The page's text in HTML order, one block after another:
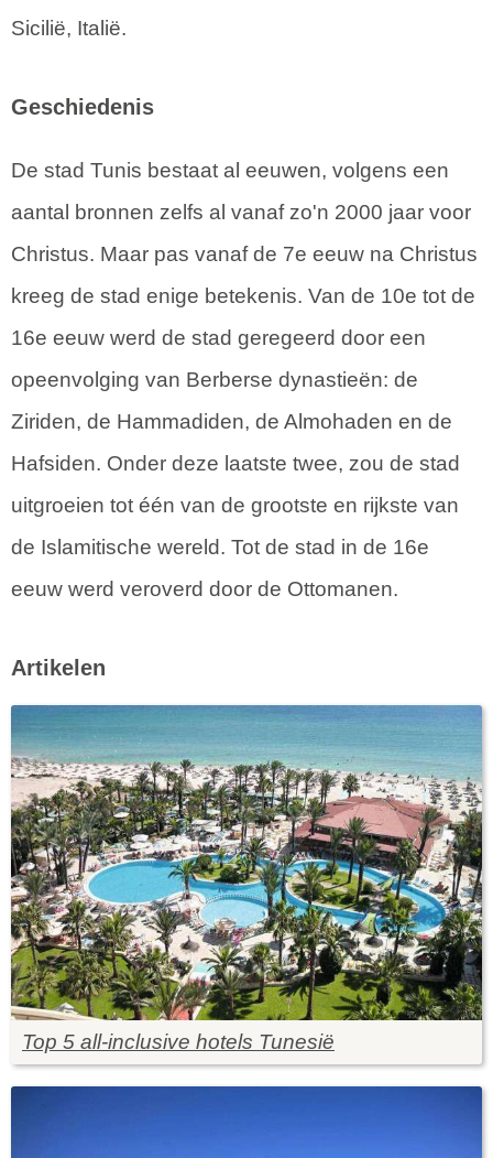
Sicilië, Italië.
Geschiedenis
De stad Tunis bestaat al eeuwen, volgens een
aantal bronnen zelfs al vanaf zo'n 2000 jaar voor
Christus. Maar pas vanaf de 7e eeuw na Christus
kreeg de stad enige betekenis. Van de 10e tot de
16e eeuw werd de stad geregeerd door een
opeenvolging van Berberse dynastieën: de
Ziriden, de Hammadiden, de Almohaden en de
Hafsiden. Onder deze laatste twee, zou de stad
uitgroeien tot één van de grootste en rijkste van
de Islamitische wereld. Tot de stad in de 16e
eeuw werd veroverd door de Ottomanen.
Artikelen
Top 5 all-inclusive hotels Tunesië